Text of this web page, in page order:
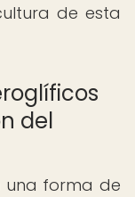
de esta
del
una forma de